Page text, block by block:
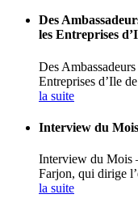
Des
les Entreprises
Des
Entreprises d’Ile
la suite
Interview du
Interview du
Farjon, qui dirige
la suite